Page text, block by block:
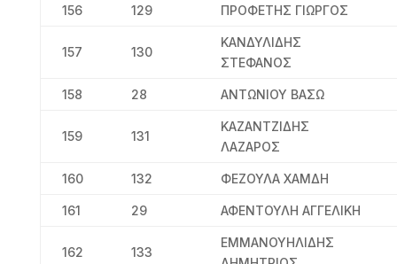
156 129 ΠΡΟΦΕΤΗΣ ΓΙΩΡΓΟΣ
157 130
ΚΑΝΔΥΛΙΔΗΣ
ΣΤΕΦΑΝΟΣ
158 28 ΑΝΤΩΝΙΟΥ ΒΑΣΩ
159 131
ΚΑΖΑΝΤΖΙΔΗΣ
ΛΑΖΑΡΟΣ
160 132 ΦΕΖΟΥΛΑ ΧΑΜΔΗ
161 29 ΑΦΕΝΤΟΥΛΗ ΑΓΓΕΛΙΚΗ
162 133
ΕΜΜΑΝΟΥΗΛΙΔΗΣ